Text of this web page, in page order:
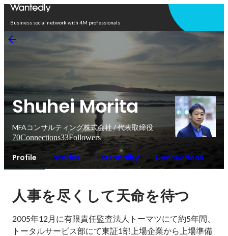
Business social network with 4M professionals
Shuhei Morita
MFAコンサルティング株式会社 / 代表取締役
70Connections33Followers
Profile Stories Personality Connections
人事を尽くして天命を待つ
2005年12月に有限責任監査法人トーマツにて約5年間、
トータルサービス部にて東証1部上場企業から上場準備